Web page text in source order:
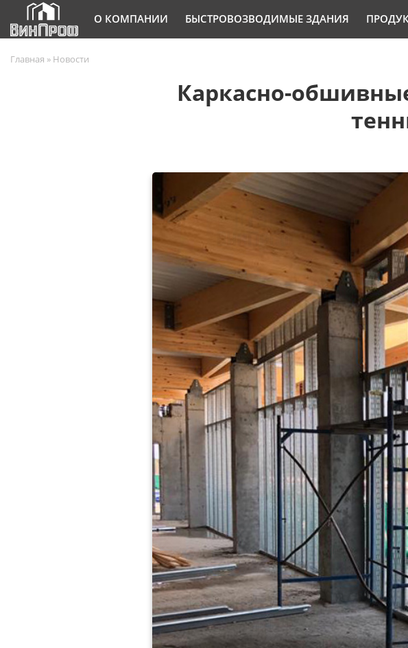
О КОМПАНИИ БЫСТРОВОЗВОДИМЫЕ ЗДАНИЯ
Главная » Новости
Каркасно-